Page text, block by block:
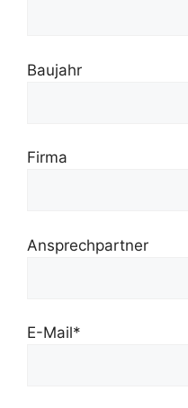
Baujahr
Firma
Ansprechpartner
E-Mail*